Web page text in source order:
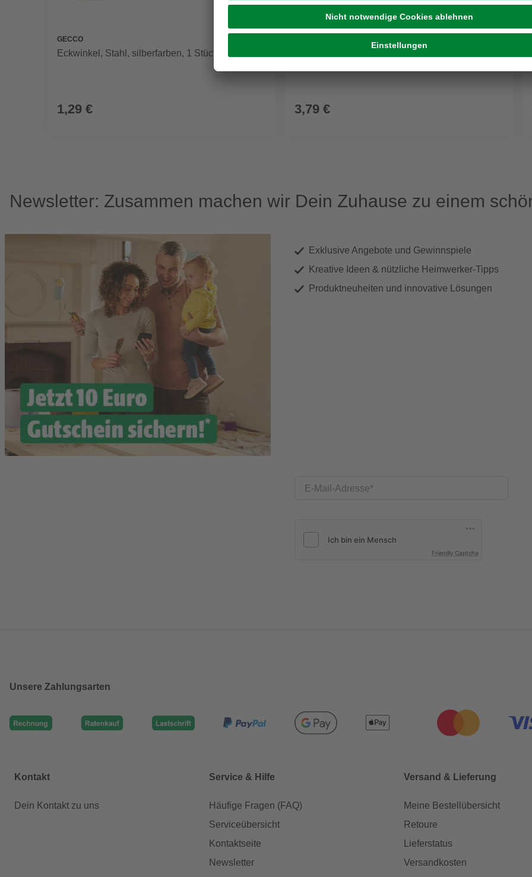
GECCO
Eckwinkel, Stahl, silberfarben, 1 Stück
1,29 €
Eckwinkel, Edelstahl, silberfarben, 1 Stück
3,79 €
Newsletter: Zusammen machen wir Dein Zuhause zu einem
Exklusive Angebote und Gewinnspiele
Kreative Ideen & nützliche Heimwerker-Tipps
Produktneuheiten und innovative Lösungen
E-Mail-Adresse
Friendly Captcha
Unsere Zahlungsarten
Kontakt
Dein Kontakt zu uns
Service & Hilfe
Häufige Fragen (FAQ)
Serviceübersicht
Kontaktseite
Newsletter
Versand & Lieferung
Meine Bestellübersicht
Retoure
Lieferstatus
Versandkosten